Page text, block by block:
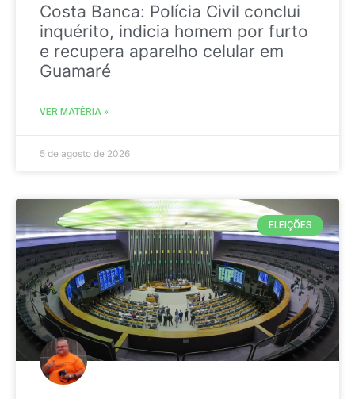
Costa Banca: Polícia Civil conclui
inquérito, indicia homem por furto
e recupera aparelho celular em
Guamaré
VER MATÉRIA »
5 de agosto de 2026
ELEIÇÕES